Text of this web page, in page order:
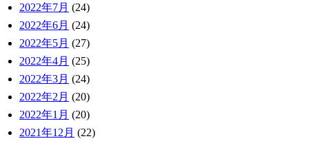
2022年7月 (24)
2022年6月 (24)
2022年5月 (27)
2022年4月 (25)
2022年3月 (24)
2022年2月 (20)
2022年1月 (20)
2021年12月 (22)